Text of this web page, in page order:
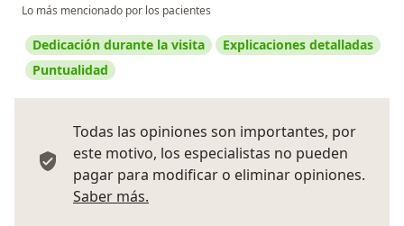
Lo más mencionado por los pacientes
Dedicación durante la visita
Explicaciones detalladas
Puntualidad
Todas las opiniones son importantes, por
este motivo, los especialistas no pueden
pagar para modificar o eliminar opiniones.
Saber más.